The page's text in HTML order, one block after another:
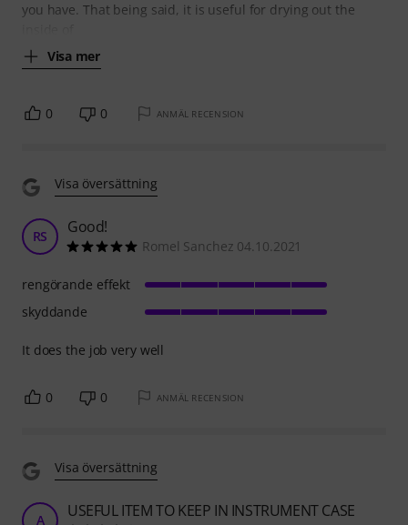
you have. That being said, it is useful for drying out the
Visa mer
0 0 ANMÄL RECENSION
Visa översättning
RS Good!
Romel Sanchez 04.10.2021
It does the job very well
rengörande effekt
skyddande
0 0 ANMÄL RECENSION
Visa översättning
A USEFUL ITEM TO KEEP IN INSTRUMENT CASE